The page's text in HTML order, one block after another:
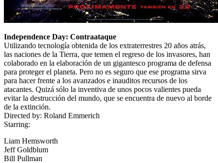
Independence Day: Contraataque
Utilizando tecnología obtenida de los extraterrestres 20 años atrás,
las naciones de la Tierra, que temen el regreso de los invasores, han
colaborado en la elaboración de un gigantesco programa de defensa
para proteger el planeta. Pero no es seguro que ese programa sirva
para hacer frente a los avanzados e inauditos recursos de los
atacantes. Quizá sólo la inventiva de unos pocos valientes pueda
evitar la destrucción del mundo, que se encuentra de nuevo al borde
de la extinción.
Directed by: Roland Emmerich
Starring:
Liam Hemsworth
Jeff Goldblum
Bill Pullman